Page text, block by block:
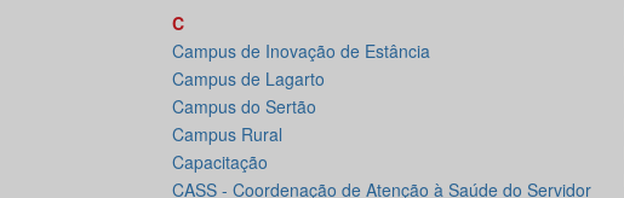
C
Campus de Inovação de Estância
Campus de Lagarto
Campus do Sertão
Campus Rural
Capacitação
CASS - Coordenação de Atenção à Saúde do Servidor